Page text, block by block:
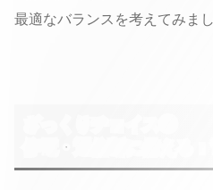
最適なバランスを考えてみまし
停電・通信断に備える